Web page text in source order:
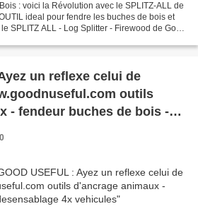
: voici la Révolution avec le SPLITZ-ALL de
ideal pour fendre les buches de bois et
SPLITZ ALL - Log Splitter - Firewood de Good
un reflexe celui de
outils
- fendeur buches de bois -